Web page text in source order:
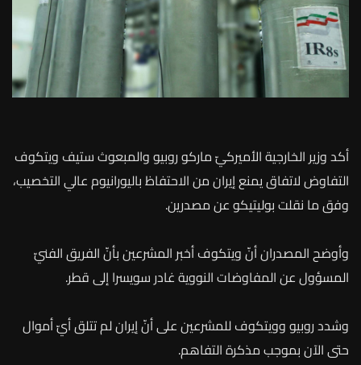
أكد وزير الخارجية الأميركيّ ماركو روبيو والمبعوث ستيف ويتكوف
التفاوض لاتفاق يمنع إيران من الاحتفاظ باليورانيوم عالي التخصيب،
وفق ما نقلتبوليتيكو عن مصدرين.
وأوضح المصدران أنّ ويتكوف أخبر المشرعين بأنّ الفريق الفنيّ
المسؤول عن المفاوضات النووية غادر سويسرا إلى قطر.
وشددروبيووويتكوفللمشرعينعلىأنّإيرانلمتتلقأيّأموال
حتىالآنبموجبمذكرةالتفاهم.